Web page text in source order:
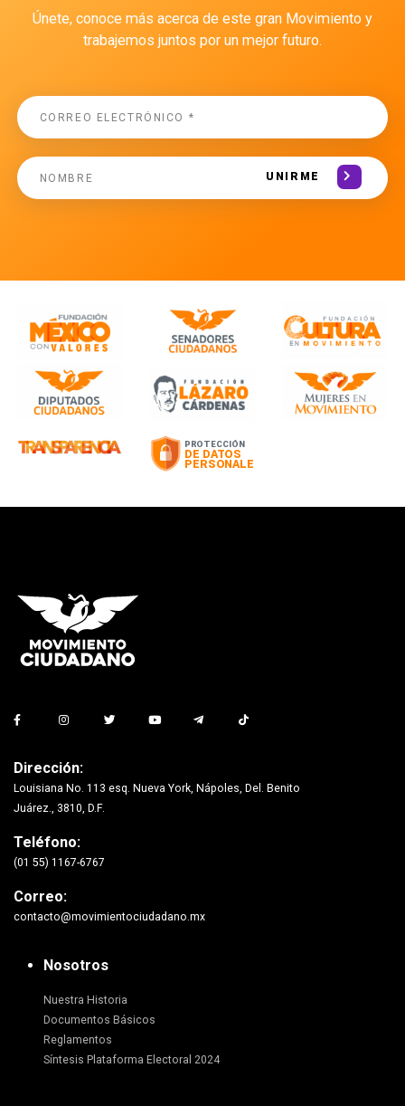
Únete, conoce más acerca de este gran Movimiento y
trabajemos juntos por un mejor futuro.
UNIRME
Dirección:
Louisiana No. 113 esq. Nueva York, Nápoles, Del. Benito
Juárez., 3810, D.F.
Teléfono:
(01 55) 1167-6767
Correo:
contacto@movimientociudadano.mx
Nosotros
Nuestra Historia
Documentos Básicos
Reglamentos
Síntesis Plataforma Electoral 2024